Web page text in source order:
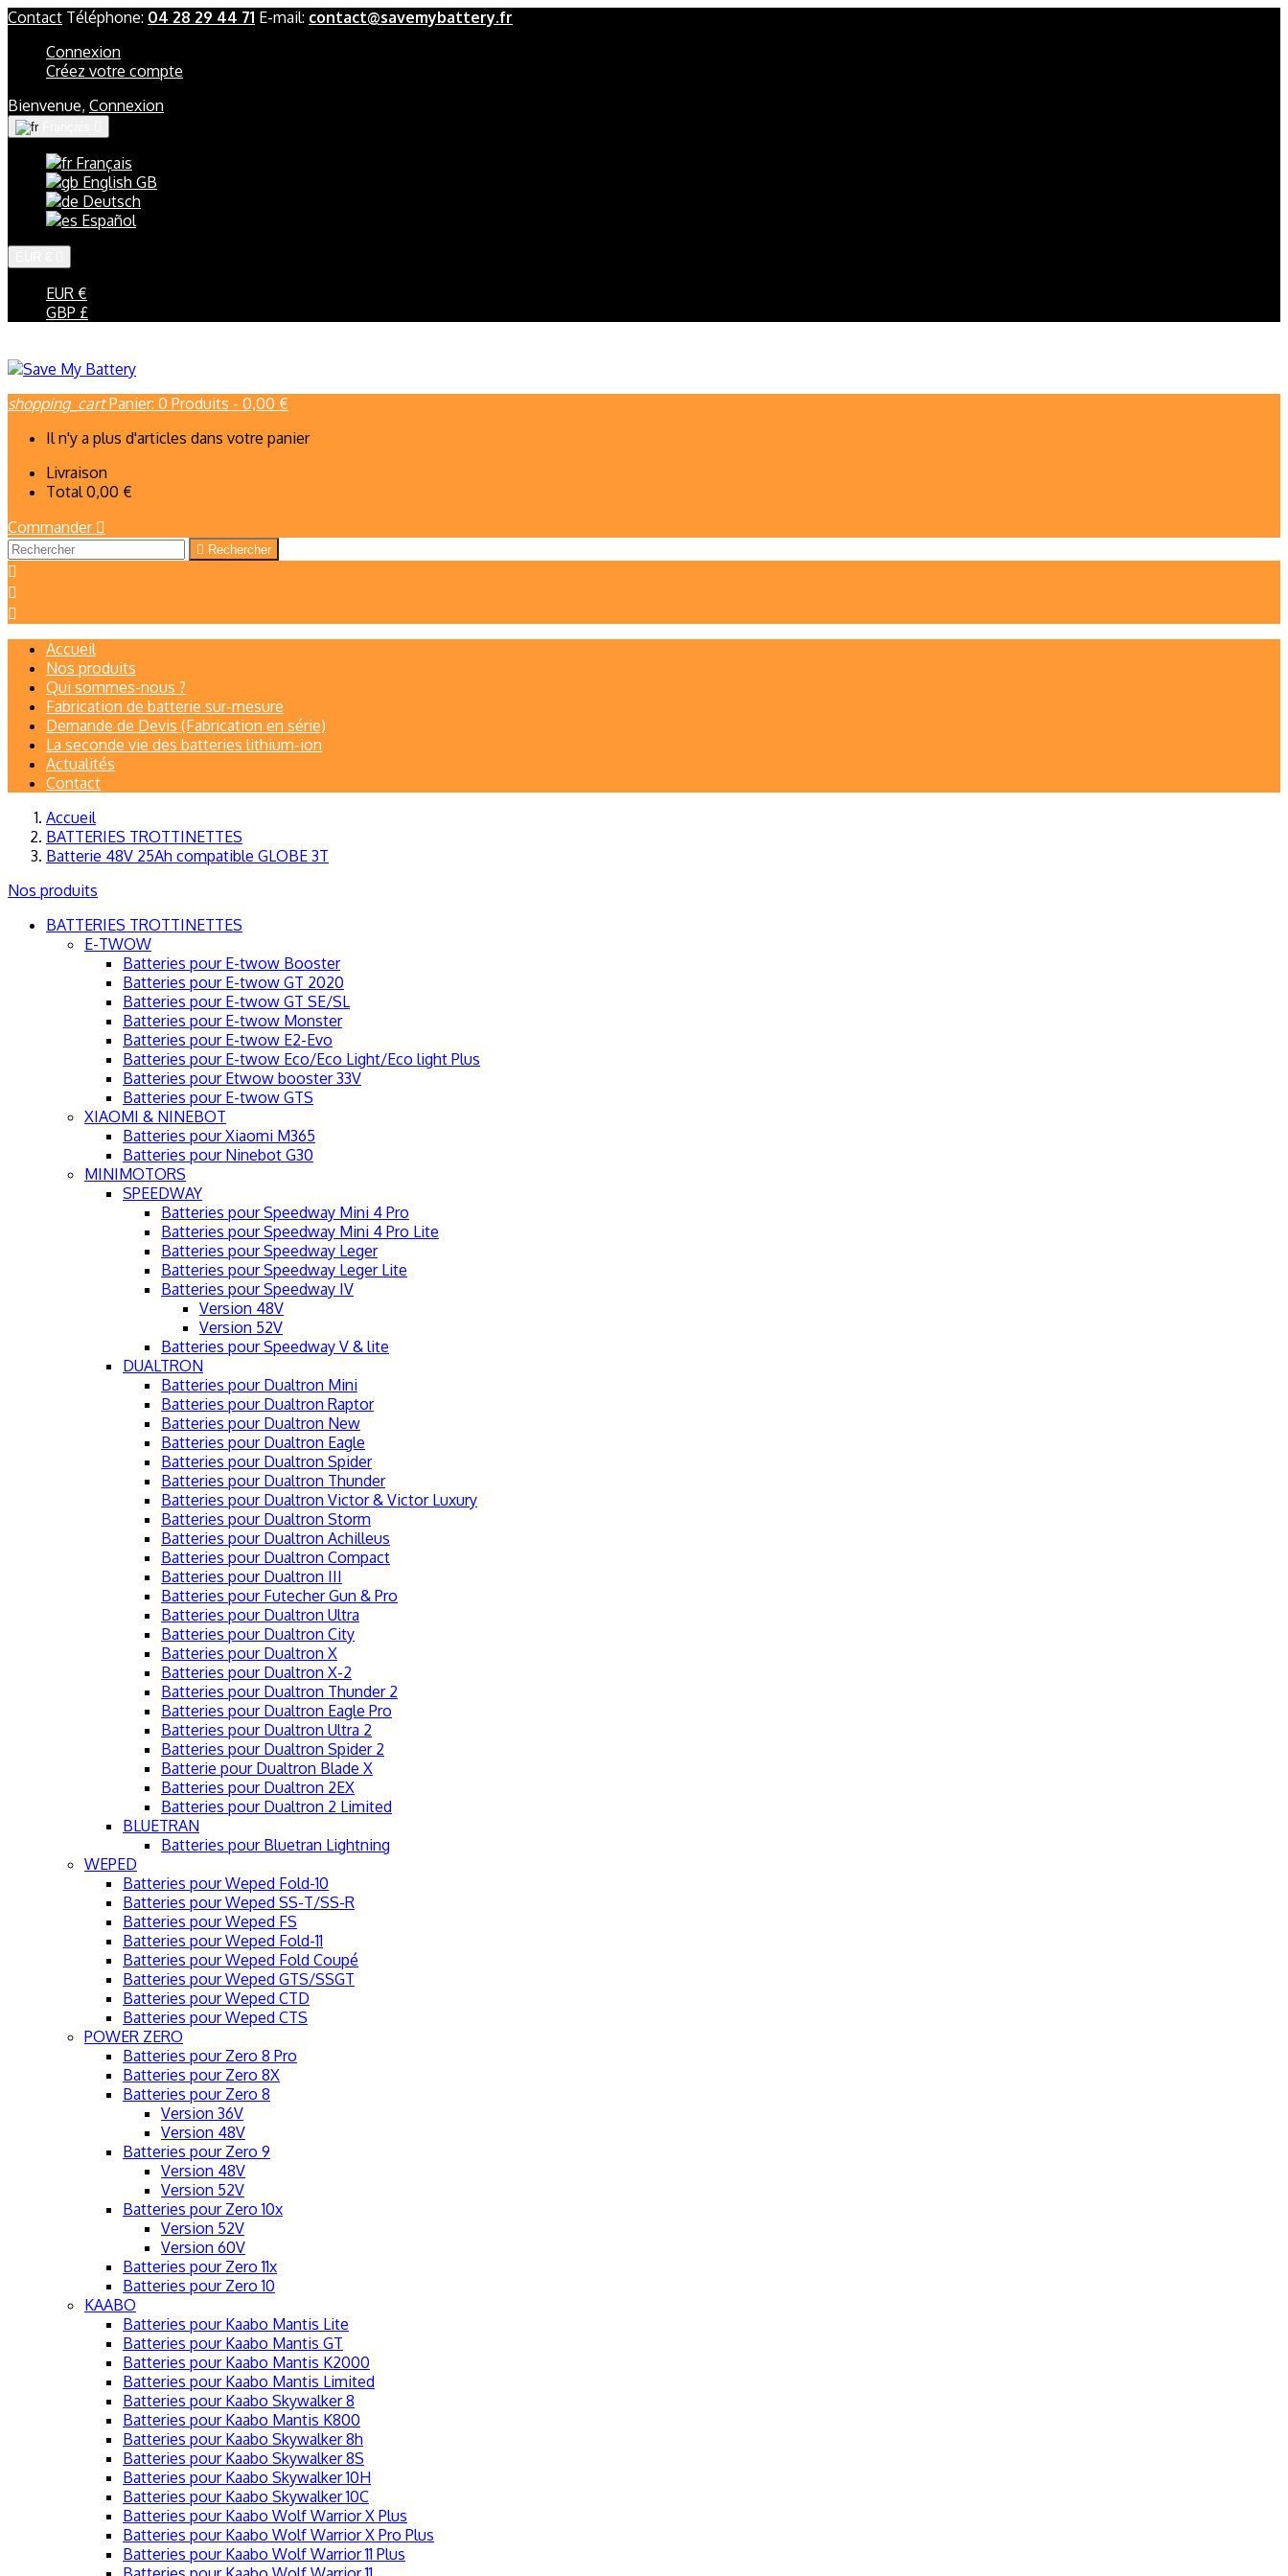
Contact Téléphone: 04 28 29 44 71 E-mail: contact@savemybattery.fr
Connexion
Créez votre compte
Bienvenue, Connexion
Français
English GB
Deutsch
Español
EUR €
GBP £
shopping_cart Panier: 0 Produits - 0,00 €
Il n'y a plus d'articles dans votre panier
Livraison
Total 0,00 €
Commander 
 Rechercher



Accueil
Nos produits
Qui sommes-nous ?
Fabrication de batterie sur-mesure
Demande de Devis (Fabrication en série)
La seconde vie des batteries lithium-ion
Actualités
Contact
Accueil
BATTERIES TROTTINETTES
Batterie 48V 25Ah compatible GLOBE 3T
Nos produits
BATTERIES TROTTINETTES
E-TWOW
Batteries pour E-twow Booster
Batteries pour E-twow GT 2020
Batteries pour E-twow GT SE/SL
Batteries pour E-twow Monster
Batteries pour E-twow E2-Evo
Batteries pour E-twow Eco/Eco Light/Eco light Plus
Batteries pour Etwow booster 33V
Batteries pour E-twow GTS
XIAOMI & NINEBOT
Batteries pour Xiaomi M365
Batteries pour Ninebot G30
MINIMOTORS
SPEEDWAY
Batteries pour Speedway Mini 4 Pro
Batteries pour Speedway Mini 4 Pro Lite
Batteries pour Speedway Leger
Batteries pour Speedway Leger Lite
Batteries pour Speedway IV
Version 48V
Version 52V
Batteries pour Speedway V & lite
DUALTRON
Batteries pour Dualtron Mini
Batteries pour Dualtron Raptor
Batteries pour Dualtron New
Batteries pour Dualtron Eagle
Batteries pour Dualtron Spider
Batteries pour Dualtron Thunder
Batteries pour Dualtron Victor & Victor Luxury
Batteries pour Dualtron Storm
Batteries pour Dualtron Achilleus
Batteries pour Dualtron Compact
Batteries pour Dualtron III
Batteries pour Futecher Gun & Pro
Batteries pour Dualtron Ultra
Batteries pour Dualtron City
Batteries pour Dualtron X
Batteries pour Dualtron X-2
Batteries pour Dualtron Thunder 2
Batteries pour Dualtron Eagle Pro
Batteries pour Dualtron Ultra 2
Batteries pour Dualtron Spider 2
Batterie pour Dualtron Blade X
Batteries pour Dualtron 2EX
Batteries pour Dualtron 2 Limited
BLUETRAN
Batteries pour Bluetran Lightning
WEPED
Batteries pour Weped Fold-10
Batteries pour Weped SS-T/SS-R
Batteries pour Weped FS
Batteries pour Weped Fold-11
Batteries pour Weped Fold Coupé
Batteries pour Weped GTS/SSGT
Batteries pour Weped CTD
Batteries pour Weped CTS
POWER ZERO
Batteries pour Zero 8 Pro
Batteries pour Zero 8X
Batteries pour Zero 8
Version 36V
Version 48V
Batteries pour Zero 9
Version 48V
Version 52V
Batteries pour Zero 10x
Version 52V
Version 60V
Batteries pour Zero 11x
Batteries pour Zero 10
KAABO
Batteries pour Kaabo Mantis Lite
Batteries pour Kaabo Mantis GT
Batteries pour Kaabo Mantis K2000
Batteries pour Kaabo Mantis Limited
Batteries pour Kaabo Skywalker 8
Batteries pour Kaabo Mantis K800
Batteries pour Kaabo Skywalker 8h
Batteries pour Kaabo Skywalker 8S
Batteries pour Kaabo Skywalker 10H
Batteries pour Kaabo Skywalker 10C
Batteries pour Kaabo Wolf Warrior X Plus
Batteries pour Kaabo Wolf Warrior X Pro Plus
Batteries pour Kaabo Wolf Warrior 11 Plus